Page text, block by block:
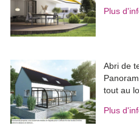
Plus
Abri de
tout au
Plus